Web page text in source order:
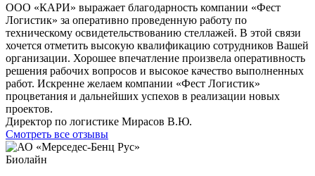
ООО «КАРИ» выражает благодарность компании «Фест
Логистик» за оперативно проведенную работу по
техническому освидетельствованию стеллажей. В этой связи
хочется отметить высокую квалификацию сотрудников Вашей
организации. Хорошее впечатление произвела оперативность
решения рабочих вопросов и высокое качество выполненных
работ. Искренне желаем компании «Фест Логистик»
процветания и дальнейших успехов в реализации новых
проектов.
Директор по логистике Мирасов В.Ю.
Смотреть все отзывы
Биолайн